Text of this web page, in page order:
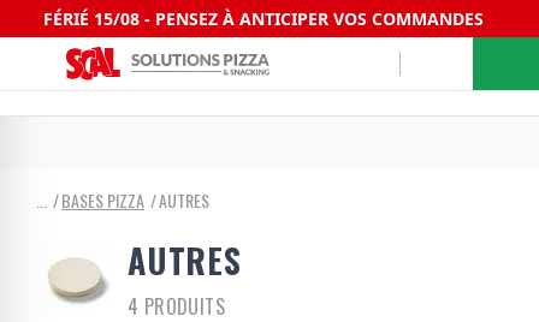
FÉRIÉ 15/08 - PENSEZ À ANTICIPER VOS COMMANDES
BASES PIZZA AUTRES
AUTRES
4 PRODUITS